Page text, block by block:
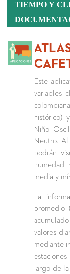
TIEMPO Y
Este
variables
histórico)
Niño
Neutro. Al
podrán
humedad
media y
La
promedio
valores
mediante
largo de la